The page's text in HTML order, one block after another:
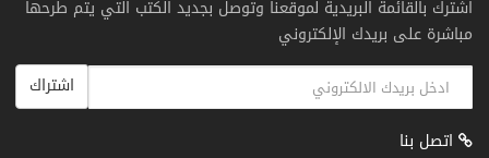
اشترك بالقائمة البريدية لموقعنا وتوصل بجديد الكتب التي يتم طرحها
مباشرة على بريدك الإلكتروني
اشتراك
اتصل بنا